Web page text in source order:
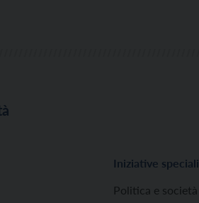
Iniziative speciali
Politica e società